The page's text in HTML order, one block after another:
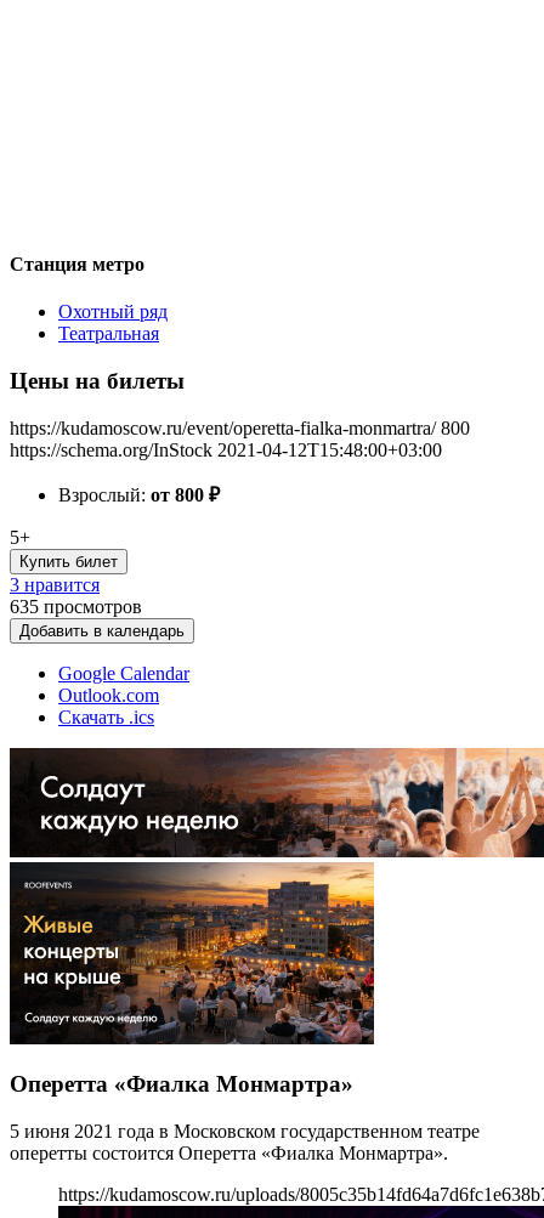
Станция метро
Охотный ряд
Театральная
Цены на билеты
https://kudamoscow.ru/event/operetta-fialka-monmartra/ 800
https://schema.org/InStock 2021-04-12T15:48:00+03:00
Взрослый: от 800 ₽
5+
Купить билет
3 нравится
635 просмотров
Добавить в календарь
Google Calendar
Outlook.com
Скачать .ics
Оперетта «Фиалка Монмартра»
5 июня 2021 года в Московском государственном театре
оперетты состоится Оперетта «Фиалка Монмартра».
https://kudamoscow.ru/uploads/